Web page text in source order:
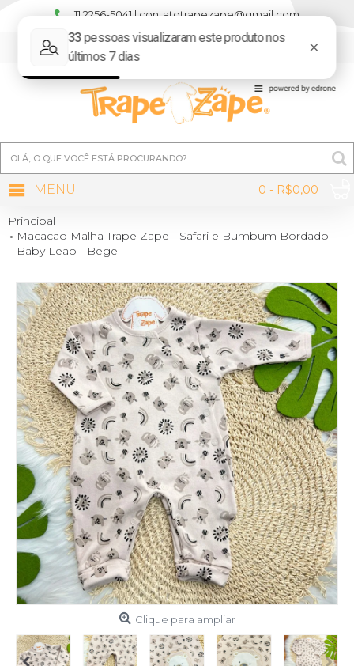
11 2256-5041 | contatotrapezape@gmail.com
0 - R$0,00
MENU
Principal
Macacão Malha Trape Zape - Safari e Bumbum Bordado
Baby Leão - Bege
Clique para ampliar